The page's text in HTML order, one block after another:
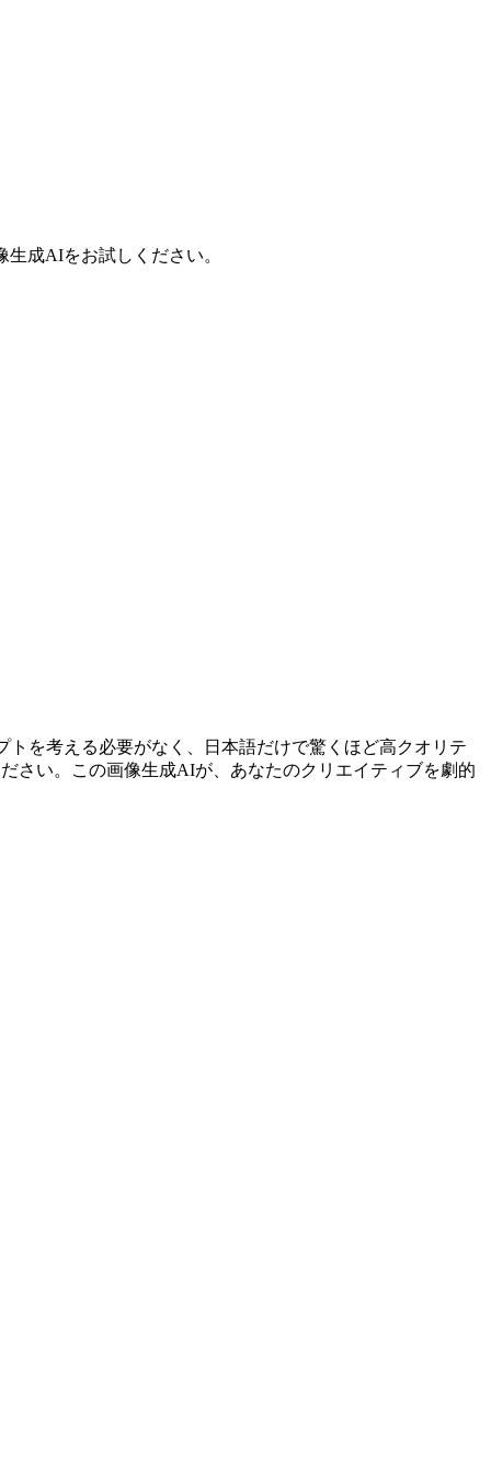
成AIをお試しください。
を考える必要がなく、日本語だけで驚くほど高クオリテ
さい。この画像生成AIが、あなたのクリエイティブを劇的